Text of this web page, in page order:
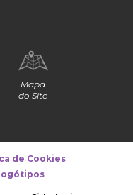
Mapa
do Site
de Cookies